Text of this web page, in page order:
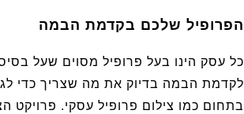
הפרופיל שלכם בקדמת הבמה
כל עסק הינו בעל פרופיל מסוים שעל
לקדמת הבמה בדיוק את מה שצריך כדי
בתחום כמו צילום פרופיל עסקי. פרויקט